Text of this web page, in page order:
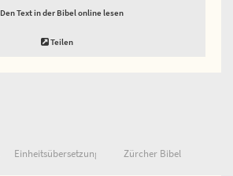
Den Text in der Bibel online lesen
Teilen
Einheitsübersetzung Zürcher Bibel